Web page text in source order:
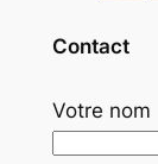
Contact
Votre nom